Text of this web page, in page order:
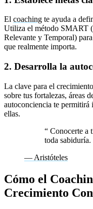
El coaching te ayuda a
Utiliza el método SMART
Relevante y Temporal)
que realmente importa.
2. Desarrolla la
La clave para el
sobre tus fortalezas, áreas
autoconciencia te permitirá
ellas.
“ Conocerte a
toda sabiduría.
— Aristóteles
Cómo el
Crecimiento